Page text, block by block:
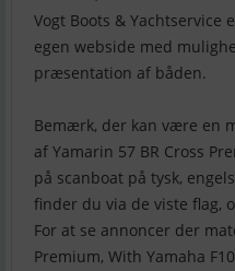
Vogt Boots & Yachtservice
egen webside med
præsentation af båden.
Bemærk, der kan være en
af Yamarin 57 BR Cross
på scanboat på tysk,
finder du via de viste flag,
For at se annoncer der
Premium, With Yamaha